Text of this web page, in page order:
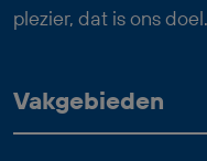
waaronder 24
plezier, dat is ons doel.
Vakgebieden